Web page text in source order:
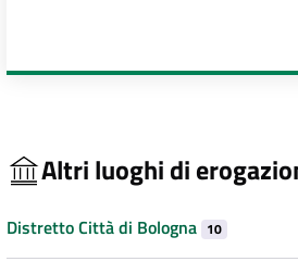
Altri luoghi di
Distretto Città di Bologna 10